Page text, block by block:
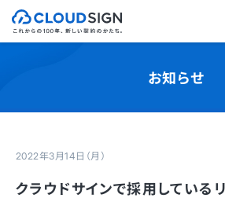
お知らせ
2022年3月14日（月）
クラウドサインで採用している